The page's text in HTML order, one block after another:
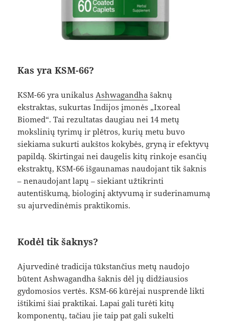
Kas yra KSM-66?
KSM-66 yra unikalusAshwagandha šaknų
ekstraktas, sukurtas Indijos įmonės „Ixoreal
Biomed“. Tai rezultatas daugiau nei 14 metų
mokslinių tyrimų ir plėtros, kurių metu buvo
siekiama sukurti aukštos kokybės, gryną ir efektyvų
papildą. Skirtingai nei daugelis kitų rinkoje esančių
ekstraktų, KSM-66 išgaunamas naudojant tik šaknis
– nenaudojant lapų – siekiant užtikrinti
autentiškumą, biologinį aktyvumą ir suderinamumą
su ajurvedinėmis praktikomis.
Kodėl tik šaknys?
Ajurvedinė tradicija tūkstančius metų naudojo
būtent Ashwagandha šaknis dėl jų didžiausios
gydomosios vertės. KSM-66 kūrėjai nusprendė likti
ištikimi šiai praktikai. Lapai gali turėti kitų
komponentų, tačiau jie taip pat gali sukelti